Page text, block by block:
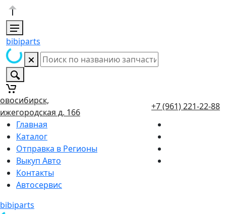
bibiparts
д. 166
+7 (961) 221-22-88
Главная
Каталог
Отправка в Регионы
Выкуп Авто
Контакты
Автосервис
bibiparts